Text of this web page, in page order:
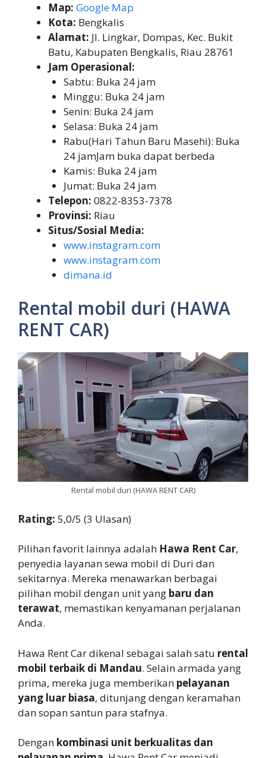
Map: Google Map
Kota: Bengkalis
Alamat: Jl. Lingkar, Dompas, Kec. Bukit
Batu, Kabupaten Bengkalis, Riau 28761
Jam Operasional:
Sabtu: Buka 24 jam
Minggu: Buka 24 jam
Senin: Buka 24 jam
Selasa: Buka 24 jam
Rabu(Hari Tahun Baru Masehi): Buka
24 jamJam buka dapat berbeda
Kamis: Buka 24 jam
Jumat: Buka 24 jam
Telepon: 0822-8353-7378
Provinsi: Riau
Situs/Sosial Media:
www.instagram.com
www.instagram.com
dimana.id
Rental mobil duri (HAWA
RENT CAR)
Rental mobil duri (HAWA RENT CAR)
Rating: 5,0/5 (3 Ulasan)
Pilihan favorit lainnya adalah Hawa Rent Car,
penyedia layanan sewa mobil di Duri dan
sekitarnya. Mereka menawarkan berbagai
pilihan mobil dengan unit yang baru dan
terawat, memastikan kenyamanan perjalanan
Anda.
Hawa Rent Car dikenal sebagai salah satu rental
mobil terbaik di Mandau. Selain armada yang
prima, mereka juga memberikan pelayanan
yang luar biasa, ditunjang dengan keramahan
dan sopan santun para stafnya.
Dengan kombinasi unit berkualitas dan